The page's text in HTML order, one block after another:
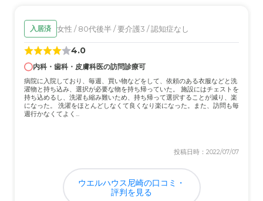
入居済 女性 / 80代後半 / 要介護3 / 認知症なし
4.0
内科・歯科・皮膚科医の訪問診療可
病院に入院しており、毎週、買い物などをして、依頼のある衣服などと洗
濯物と持ち込み、選択が必要な物を持ち帰っていた。 施設にはチェストを
持ち込めるし、洗濯も縮み難いため、持ち帰って選択することが減り、楽
になった。 洗濯をほとんどしなくて良くなり楽になった。また、訪問も毎
週行かなくてよく...
投稿日時：2022/07/07
ウエルハウス尼崎の口コミ・
評判を見る